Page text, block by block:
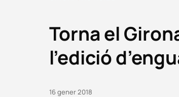
Torna el
l’edició
16 gener 2018